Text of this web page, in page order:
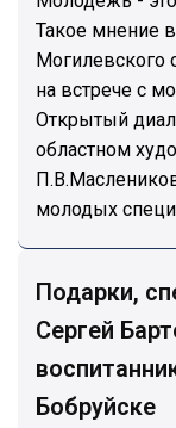
Такое мнение
Могилевского
на встрече с
Открытый
областном
молодых
Подарки,
Сергей
Бобруйске